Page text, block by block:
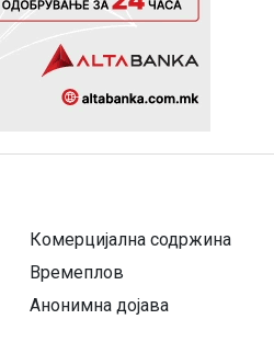
Комерцијална содржина
Времеплов
Анонимна дојава